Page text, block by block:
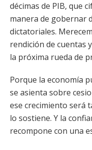
décimas de PIB, que
manera de gobernar
dictatoriales.
rendición de cuentas
la próxima rueda de
Porque la economía
se asienta sobre
ese crecimiento será
lo sostiene. Y la
recompone con una